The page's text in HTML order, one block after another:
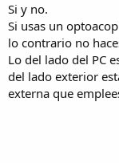
Si y no.
Si usas un
lo contrario no
Lo del lado del PC
del lado exterior
externa que